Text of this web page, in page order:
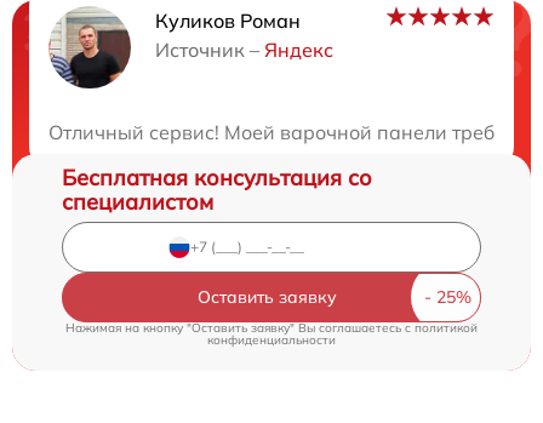
Куликов Роман
Источник – Яндекс
Отличный сервис! Моей варочной панели
Нужна консультация?
Бесплатная консультация со
специалистом
Оставить заявку
Нажимая на кнопку "Оставить заявку" Вы соглашаетесь cполитикой
конфиденциальности